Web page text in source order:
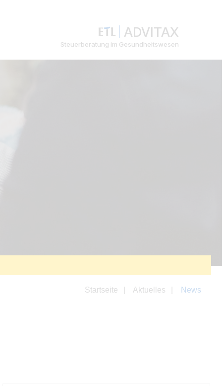
ADVITAX
Steuerberatung im Gesundheitswesen
Startseite Aktuelles News